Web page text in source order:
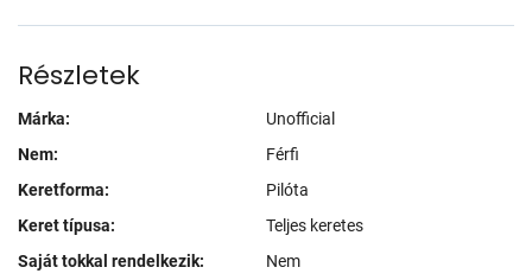
Részletek
Márka:
Unofficial
Nem:
Férfi
Keretforma:
Pilóta
Keret típusa:
Teljes keretes
Saját tokkal rendelkezik:
Nem